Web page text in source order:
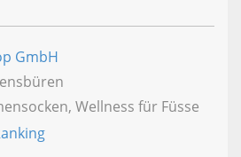
GmbH
Wellness für Füsse